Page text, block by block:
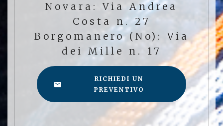
Novara: Via Andrea
Costa n. 27
Borgomanero (No): Via
dei Mille n. 17
RICHIEDI UN
PREVENTIVO